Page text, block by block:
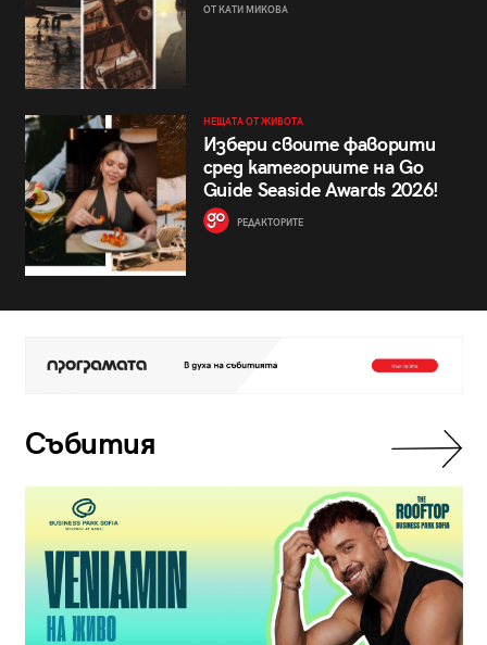
ОТ КАТИ МИКОВА
НЕЩАТА ОТ ЖИВОТА
Избери своите фаворити
сред категориите на Go
Guide Seaside Awards 2026!
РЕДАКТОРИТЕ
Събития